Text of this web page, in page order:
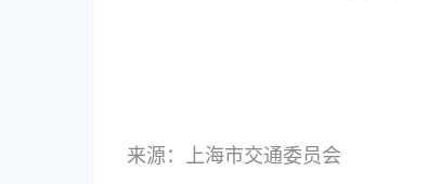
来源：上海市交通委员会